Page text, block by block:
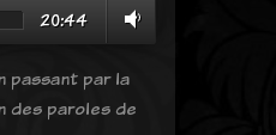
20:44
passant par la
des paroles de